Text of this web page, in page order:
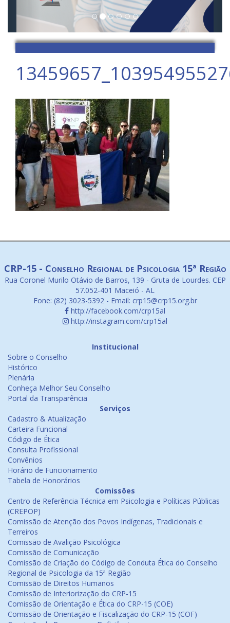
CRP-15 - Conselho Regional de Psicologia 15ª Região
Rua Coronel Murilo Otávio de Barros, 139 - Gruta de Lourdes. CEP
57.052-401 Maceió - AL
Fone: (82) 3023-5392 - Email: crp15@crp15.org.br
http://facebook.com/crp15al
http://instagram.com/crp15al
Institucional
Sobre o Conselho
Histórico
Plenária
Conheça Melhor Seu Conselho
Portal da Transparência
Serviços
Cadastro & Atualização
Carteira Funcional
Código de Ética
Consulta Profissional
Convênios
Horário de Funcionamento
Tabela de Honorários
Comissões
Centro de Referência Técnica em Psicologia e Políticas Públicas
(CREPOP)
Comissão de Atenção dos Povos Indígenas, Tradicionais e
Terreiros
Comissão de Avalição Psicológica
Comissão de Comunicação
Comissão de Criação do Código de Conduta Ética do Conselho
Regional de Psicologia da 15ª Região
Comissão de Direitos Humanos
Comissão de Interiorização do CRP-15
Comissão de Orientação e Ética do CRP-15 (COE)
Comissão de Orientação e Fiscalização do CRP-15 (COF)